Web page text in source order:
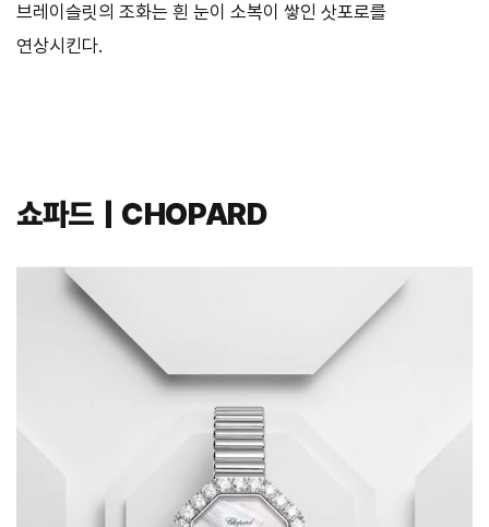
브레이슬릿의 조화는 흰 눈이 소복이 쌓인 삿포로를
연상시킨다.
쇼파드｜CHOPARD